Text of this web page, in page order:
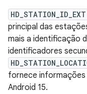
HD_STATION_ID_EXT
principal das
mais a identificação
identificadores
fornece
Android 15.